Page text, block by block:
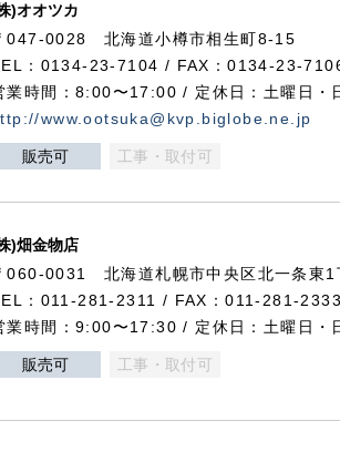
)オオツカ
047-0028 北海道小樽市相生町8-15
：0134-23-7104 / FAX：0134-23-
業時間：8:00〜17:00 / 定休日：土曜日・
www.ootsuka@kvp.biglobe.ne.jp
販売可 工事・取付可
)畑金物店
060-0031 北海道札幌市中央区北一条東1
：011-281-2311 / FAX：011-281-
業時間：9:00〜17:30 / 定休日：土曜日・
販売可 工事・取付可